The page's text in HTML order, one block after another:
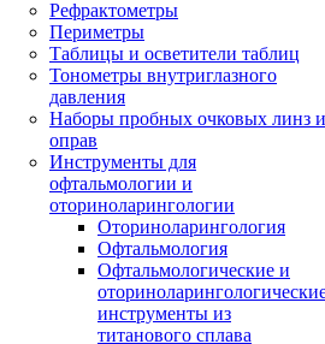
Рефрактометры
Периметры
Таблицы и осветители таблиц
Тонометры внутриглазного
давления
Наборы пробных очковых линз и
оправ
Инструменты для
офтальмологии и
оториноларингологии
Оториноларингология
Офтальмология
Офтальмологические и
инструменты из
титанового сплава